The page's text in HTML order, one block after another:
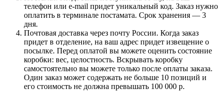
телефон или e-mail придет уникальный код. Заказ нужно
оплатить в терминале постамата. Срок хранения — 3
дня.
Почтовая доставка через почту России. Когда заказ
придет в отделение, на ваш адрес придет извещение о
посылке. Перед оплатой вы можете оценить состояние
коробки: вес, целостность. Вскрывать коробку
самостоятельно вы можете только после оплаты заказа.
Один заказ может содержать не больше 10 позиций и
его стоимость не должна превышать 100 000 р.